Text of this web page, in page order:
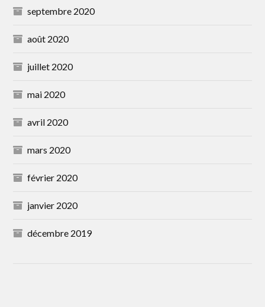
septembre 2020
août 2020
juillet 2020
mai 2020
avril 2020
mars 2020
février 2020
janvier 2020
décembre 2019